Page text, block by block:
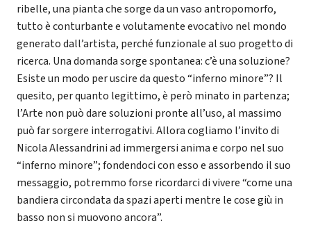
ribelle, una pianta che sorge da un vaso antropomorfo,
tutto è conturbante e volutamente evocativo nel mondo
generato dall’artista, perché funzionale al suo progetto di
ricerca. Una domanda sorge spontanea: c’è una soluzione?
Esiste un modo per uscire da questo “inferno minore”? Il
quesito, per quanto legittimo, è però minato in partenza;
l’Arte non può dare soluzioni pronte all’uso, al massimo
può far sorgere interrogativi. Allora cogliamo l’invito di
Nicola Alessandrini ad immergersi anima e corpo nel suo
“inferno minore”; fondendoci con esso e assorbendo il suo
messaggio, potremmo forse ricordarci di vivere “come una
bandiera circondata da spazi aperti mentre le cose giù in
basso non si muovono ancora”.